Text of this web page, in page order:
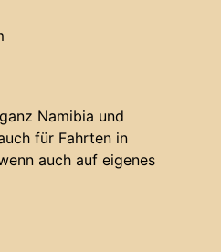
Namibia und
für Fahrten in
auch auf eigenes